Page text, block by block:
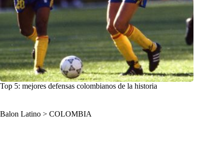
Top 5: mejores defensas colombianos de la historia
Balon Latino > COLOMBIA